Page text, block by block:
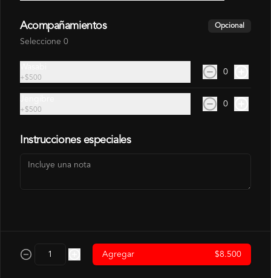
$4.500
$4.500
Acompañamientos Opcional
Seleccione 0
+$500
0
+$500
0
Instrucciones especiales
Agregar $8.500